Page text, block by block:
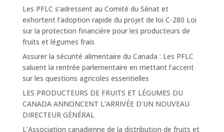
Les PFLC s’adressent au Comité du Sénat et
exhortent l’adoption rapide du projet de loi C-280 Loi
sur la protection financière pour les producteurs de
fruits et légumes frais
Assurer la sécurité alimentaire du Canada : Les PFLC
saluent la rentrée parlementaire en mettant l’accent
sur les questions agricoles essentielles
LES PRODUCTEURS DE FRUITS ET LÉGUMES DU
CANADA ANNONCENT L’ARRIVÉE D’UN NOUVEAU
DIRECTEUR GÉNÉRAL
L’Association canadienne de la distribution de fruits et